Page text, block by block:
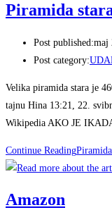
Piramida
Post published:maj
Post category:
Velika piramida stara je
tajnu Hina 13:21, 22.
Wikipedia AKO JE
Continue Reading
Amazon